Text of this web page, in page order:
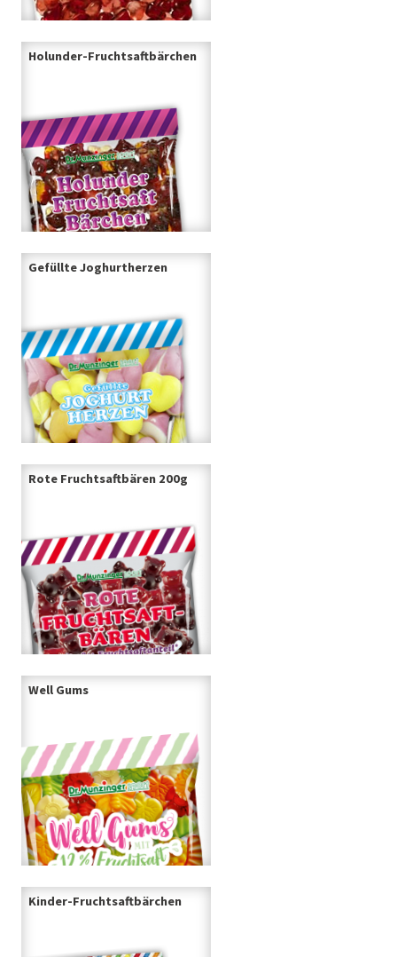
Holunder-Fruchtsaftbärchen
Gefüllte Joghurtherzen
Rote Fruchtsaftbären 200g
Well Gums
Kinder-Fruchtsaftbärchen